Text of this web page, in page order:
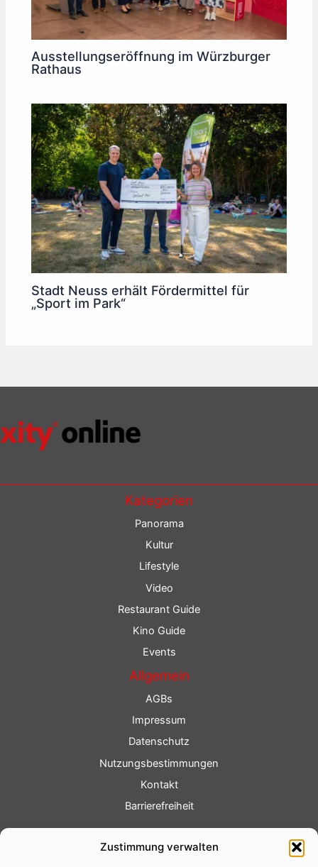
Zustimmung verwalten
Ausstellungseröffnung im Würzburger
Rathaus
Stadt Neuss erhält Fördermittel für
„Sport im Park“
Kategorien
Panorama
Kultur
Lifestyle
Video
Restaurant Guide
Kino Guide
Events
Allgemein
AGBs
Impressum
Datenschutz
Nutzungsbestimmungen
Kontakt
Barrierefreiheit
Fotoservice